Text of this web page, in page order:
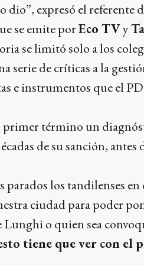
expresó el referente
se emite porEco TVy
se limitó solo a los
serie de críticas a la
e instrumentos que el
primer término un
de su sanción, antes
los tandilenses en
ciudad para poder
o quien sea
tiene que ver con el